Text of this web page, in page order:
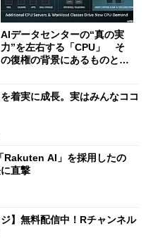
AIデータセンターの“真の実
力”を左右する「CPU」 そ
の復権の背景にあるものと
着実に成長。実はみんなココ
Rakuten AI」を採用したの
直撃
ジ】無料配信中！Rチャンネル